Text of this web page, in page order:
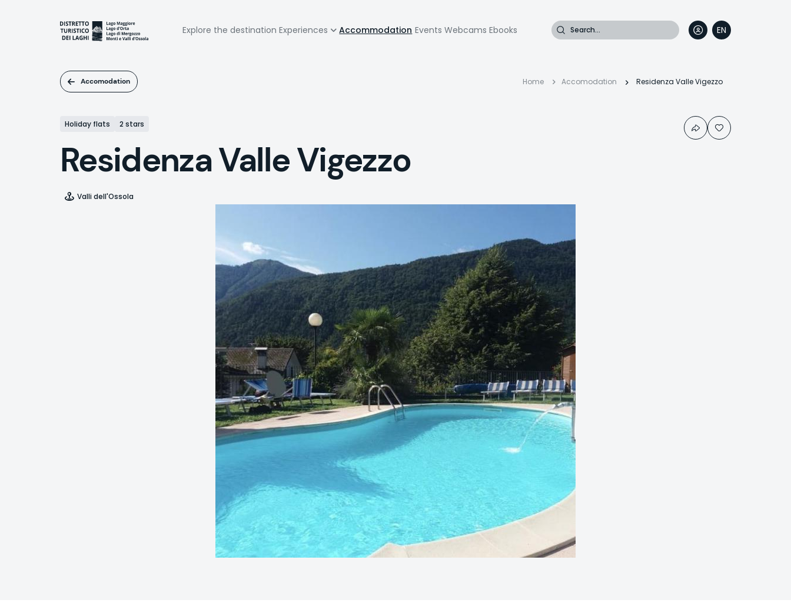
Navigazione
Explore the destination Experiences Accommodation Events Webcams Ebooks Search
EN
IT
FR
DE
Accomodation Breadcrumb
Home Accomodation Residenza Valle Vigezzo
Holiday flats 2 stars
Residenza Valle Vigezzo
Valli dell'Ossola